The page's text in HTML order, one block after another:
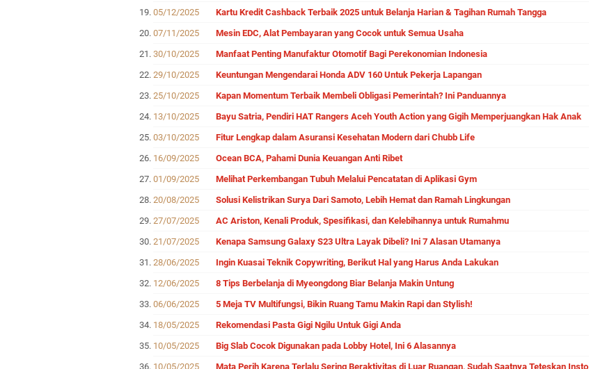
05/12/2025
Kartu Kredit Cashback Terbaik 2025 untuk Belanja Harian & Tagihan Rumah Tangga
07/11/2025
Mesin EDC, Alat Pembayaran yang Cocok untuk Semua Usaha
30/10/2025
Manfaat Penting Manufaktur Otomotif Bagi Perekonomian Indonesia
29/10/2025
Keuntungan Mengendarai Honda ADV 160 Untuk Pekerja Lapangan
25/10/2025
Kapan Momentum Terbaik Membeli Obligasi Pemerintah? Ini Panduannya
13/10/2025
Bayu Satria, Pendiri HAT Rangers Aceh Youth Action yang Gigih Memperjuangkan Hak Anak
03/10/2025
Fitur Lengkap dalam Asuransi Kesehatan Modern dari Chubb Life
16/09/2025
Ocean BCA, Pahami Dunia Keuangan Anti Ribet
01/09/2025
Melihat Perkembangan Tubuh Melalui Pencatatan di Aplikasi Gym
20/08/2025
Solusi Kelistrikan Surya Dari Samoto, Lebih Hemat dan Ramah Lingkungan
27/07/2025
AC Ariston, Kenali Produk, Spesifikasi, dan Kelebihannya untuk Rumahmu
21/07/2025
Kenapa Samsung Galaxy S23 Ultra Layak Dibeli? Ini 7 Alasan Utamanya
28/06/2025
Ingin Kuasai Teknik Copywriting, Berikut Hal yang Harus Anda Lakukan
12/06/2025
8 Tips Berbelanja di Myeongdong Biar Belanja Makin Untung
06/06/2025
5 Meja TV Multifungsi, Bikin Ruang Tamu Makin Rapi dan Stylish!
18/05/2025
Rekomendasi Pasta Gigi Ngilu Untuk Gigi Anda
10/05/2025
Big Slab Cocok Digunakan pada Lobby Hotel, Ini 6 Alasannya
10/05/2025
Mata Perih Karena Terlalu Sering Beraktivitas di Luar Ruangan, Sudah Saatnya Teteskan Insto